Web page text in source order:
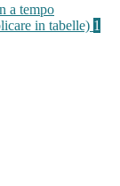
a tempo
in tabelle) 1